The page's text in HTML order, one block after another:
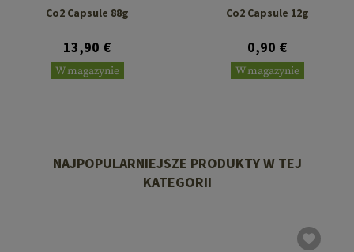
Co2 Capsule 88g
13,90 €
W magazynie
Co2 Capsule 12g
0,90 €
W magazynie
NAJPOPULARNIEJSZE PRODUKTY W TEJ
KATEGORII